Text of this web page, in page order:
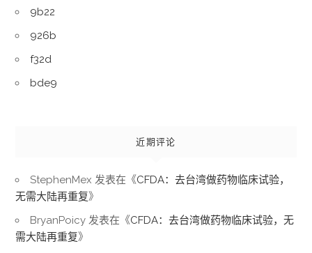
9b22
926b
f32d
bde9
近期评论
StephenMex 发表在《CFDA：去台湾做药物临床试验，
无需大陆再重复》
BryanPoicy 发表在《CFDA：去台湾做药物临床试验，无
需大陆再重复》